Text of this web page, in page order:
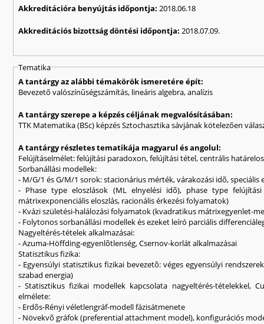
Akkreditációra benyújtás időpontja: 2018.06.18
Akkreditációs bizottság döntési időpontja: 2018.07.09.
Tematika
A tantárgy az alábbi témakörök ismeretére épít:
Bevezető valószínűségszámítás, lineáris algebra, analízis
A tantárgy szerepe a képzés céljának megvalósításában:
TTK Matematika (BSc) képzés Sztochasztika sávjának kötelezően
A tantárgy részletes tematikája magyarul és angolul:
Felújításelmélet: felújítási paradoxon, felújítási tétel, centrális
Sorbanállási modellek:
- M/G/1 és G/M/1 sorok: stacionárius mérték, várakozási idõ,
- Phase type eloszlások (ML elnyelési idõ), phase type
mátrixexponenciális eloszlás, racionális érkezési folyamatok)
- Kvázi születési-halálozási folyamatok (kvadratikus mátrixegyenlet-
- Folytonos sorbanállási modellek és ezeket leíró parciális
Nagyeltérés-tételek alkalmazásai:
- Azuma-Höffding-egyenlõtlenség, Csernov-korlát alkalmazásai
Statisztikus fizika:
- Egyensúlyi statisztikus fizikai bevezetõ: véges egyensúlyi
szabad energia)
- Statisztikus fizikai modellek kapcsolata nagyeltérés-tételekkel,
elmélete:
- Erdõs-Rényi véletlengráf-modell fázisátmenete
- Növekvõ gráfok (preferential attachment model), konfigurációs